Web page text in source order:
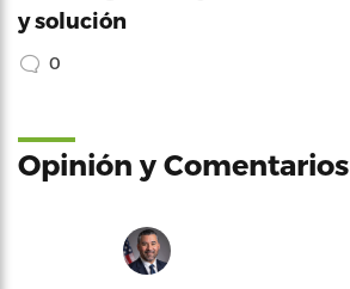
y solución
0
Opinión y Comentarios